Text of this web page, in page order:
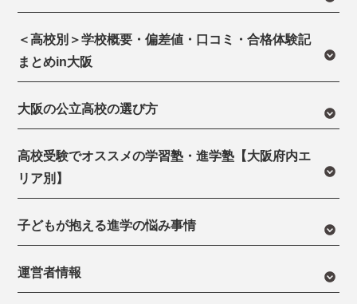
＜高校別＞学校概要・偏差値・口コミ・合格体験記
まとめin大阪
大阪の公立高校の選び方
高校受験でオススメの学習塾・進学塾【大阪府内エ
リア別】
子どもが抱える進学の悩み事情
運営者情報